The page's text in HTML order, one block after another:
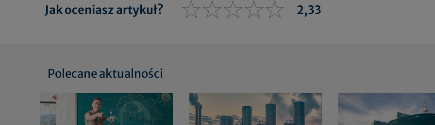
Jak oceniasz artykuł? 2,33
Polecane aktualności